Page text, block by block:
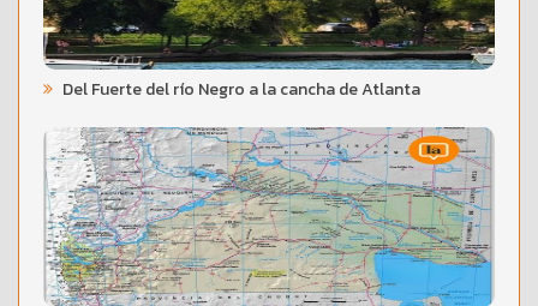
Del Fuerte del río Negro a la cancha de Atlanta